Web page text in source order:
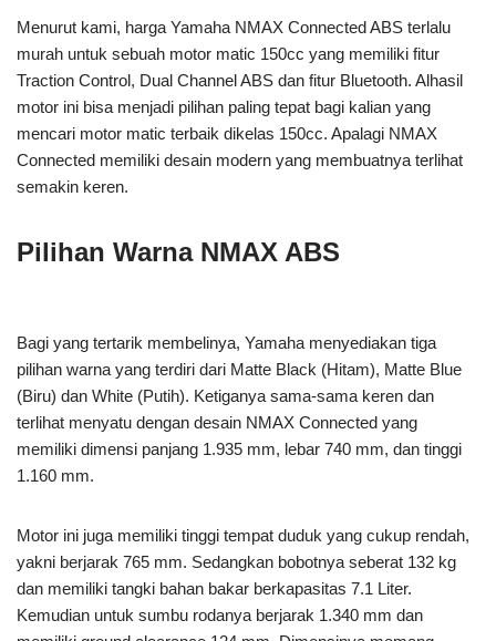
Menurut kami, harga Yamaha NMAX Connected ABS terlalu
murah untuk sebuah motor matic 150cc yang memiliki fitur
Traction Control, Dual Channel ABS dan fitur Bluetooth. Alhasil
motor ini bisa menjadi pilihan paling tepat bagi kalian yang
mencari motor matic terbaik dikelas 150cc. Apalagi NMAX
Connected memiliki desain modern yang membuatnya terlihat
semakin keren.
Pilihan Warna NMAX ABS
Bagi yang tertarik membelinya, Yamaha menyediakan tiga
pilihan warna yang terdiri dari Matte Black (Hitam), Matte Blue
(Biru) dan White (Putih). Ketiganya sama-sama keren dan
terlihat menyatu dengan desain NMAX Connected yang
memiliki dimensi panjang 1.935 mm, lebar 740 mm, dan tinggi
1.160 mm.
Motor ini juga memiliki tinggi tempat duduk yang cukup rendah,
yakni berjarak 765 mm. Sedangkan bobotnya seberat 132 kg
dan memiliki tangki bahan bakar berkapasitas 7.1 Liter.
Kemudian untuk sumbu rodanya berjarak 1.340 mm dan